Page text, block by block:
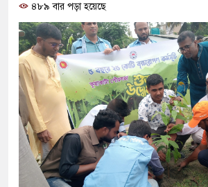
৪৮৯ বার পড়া হয়েছে